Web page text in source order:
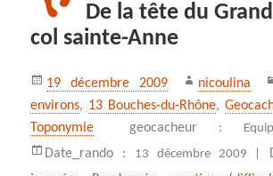
De la tête du
col sainte-Anne
Publié
le
19 décembre 2009 Auteur
nicoulina
environs, 13 Bouches-du-Rhône,
Toponymie
geocacheur :
Date_rando : 13 décembre 2009 |